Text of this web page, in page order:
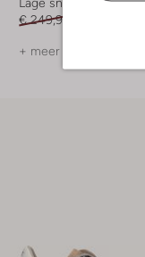
Lage sneakers
€ 249,99
+ meer kleuren